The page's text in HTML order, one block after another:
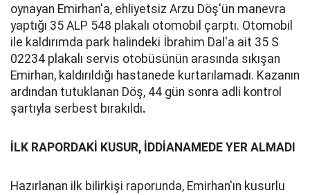
oynayan Emirhan'a, ehliyetsiz Arzu Döş'ün manevra
yaptığı 35 ALP 548 plakalı otomobil çarptı. Otomobil
ile kaldırımda park halindeki İbrahim Dal'a ait 35 S
02234 plakalı servis otobüsünün arasında sıkışan
Emirhan, kaldırıldığı hastanede kurtarılamadı. Kazanın
ardından tutuklanan Döş, 44 gün sonra adli kontrol
şartıyla serbest bırakıldı.
İLK RAPORDAKİ KUSUR, İDDİANAMEDE YER ALMADI
Hazırlanan ilk bilirkişi raporunda, Emirhan'ın kusurlu